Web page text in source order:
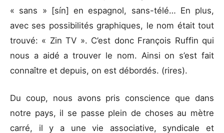
« sans » [sín] en espagnol, sans-télé… En plus,
avec ses possibilités graphiques, le nom était tout
trouvé: « Zin TV ». C’est donc François Ruffin qui
nous a aidé a trouver le nom. Ainsi on s’est fait
connaître et depuis, on est débordés. (rires).
Du coup, nous avons pris conscience que dans
notre pays, il se passe plein de choses au mètre
carré, il y a une vie associative, syndicale et